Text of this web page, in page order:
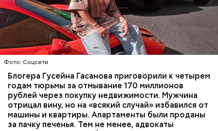
Фото: Соцсети
Блогера Гусейна Гасанова приговорили к четырем
годам тюрьмы за отмывание 170 миллионов
рублей через покупку недвижимости. Мужчина
отрицал вину, но на «всякий случай» избавился от
машины и квартиры. Апартаменты были проданы
за пачку печенья. Тем не менее, адвокаты
неуплате налогов и легализации преступных
доходов в особо крупном размере. В тот же день
мужчину заочно арестовали.
НАЛОГИ ПОИСК ЛЮДЕЙ ДЕНЬГИ
МВД
ГАСАН ГУСЕЙНОВ
Молодого человека задержали. На первом же
допросе он признался, что планировал отравить
только отчима. Тогда следователи посчитали, что
мотивом преступления была квартира родителей,
которая в случае их смерти перешла бы сыну. Но
спустя несколько дней Миссюра заявил, что ранее
уже травил других людей.